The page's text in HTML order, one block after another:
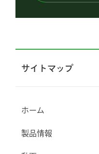
サイトマップ
ホーム
製品情報